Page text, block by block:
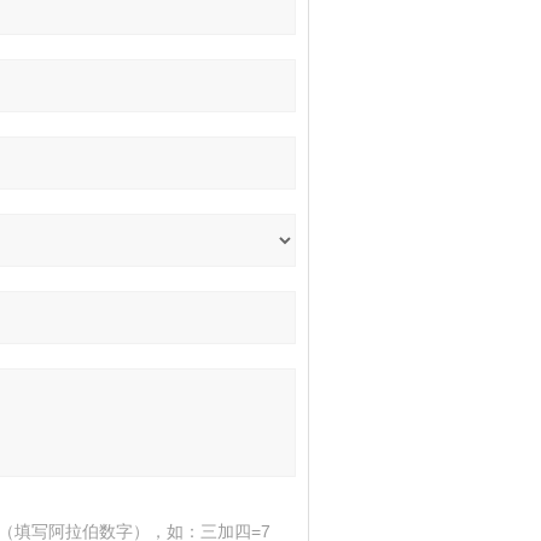
填写阿拉伯数字），如：三加四=7